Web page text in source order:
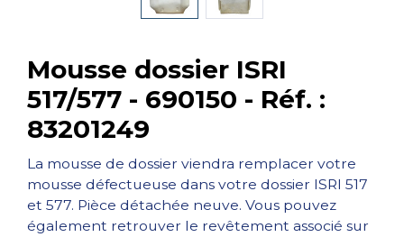
Mousse dossier ISRI
517/577 - 690150 - Réf. :
83201249
La mousse de dossier viendra remplacer votre
mousse défectueuse dans votre dossier ISRI 517
et 577. Pièce détachée neuve. Vous pouvez
également retrouver le revêtement associé sur